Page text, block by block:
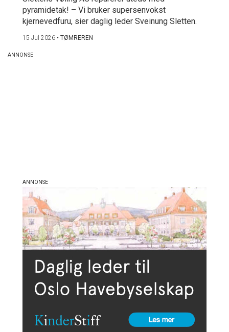
pyramidetak! – Vi bruker supersenvokst
kjernevedfuru, sier daglig leder Sveinung Sletten.
15 Jul 2026 • TØMREREN